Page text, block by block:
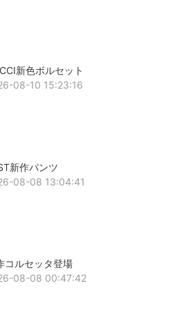
新色ボルセット
08-10 15:23:16
新作パンツ
08-08 13:04:41
コルセッタ登場
08-08 00:47:42